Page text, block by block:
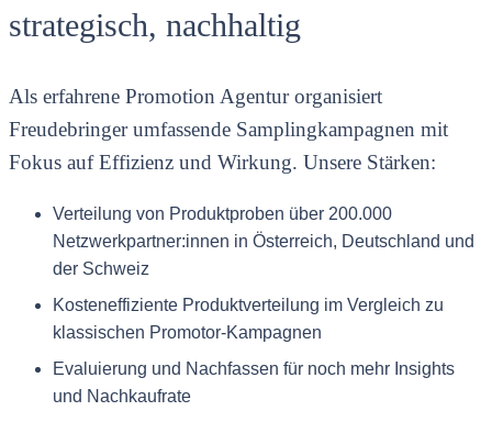
strategisch, nachhaltig
Als erfahrene Promotion Agentur organisiert
Freudebringer umfassende Samplingkampagnen mit
Fokus auf Effizienz und Wirkung. Unsere Stärken:
Verteilung von Produktproben über 200.000
Netzwerkpartner:innen in Österreich, Deutschland und
der Schweiz
Kosteneffiziente Produktverteilung im Vergleich zu
klassischen Promotor-Kampagnen
Evaluierung und Nachfassen für noch mehr Insights
und Nachkaufrate